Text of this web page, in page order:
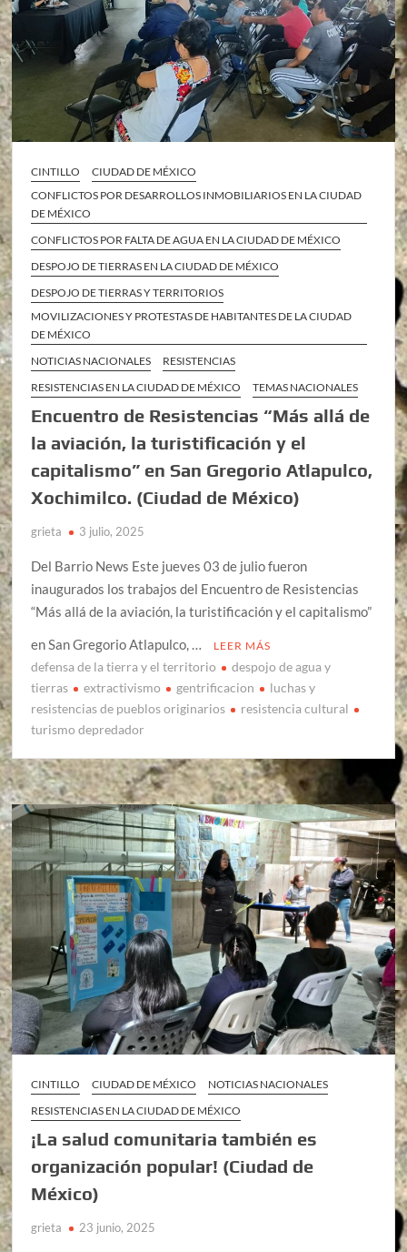
CINTILLO
CIUDAD DE MÉXICO
CONFLICTOS POR DESARROLLOS INMOBILIARIOS EN LA CIUDAD
DE MÉXICO
CONFLICTOS POR FALTA DE AGUA EN LA CIUDAD DE MÉXICO
DESPOJO DE TIERRAS EN LA CIUDAD DE MÉXICO
DESPOJO DE TIERRAS Y TERRITORIOS
MOVILIZACIONES Y PROTESTAS DE HABITANTES DE LA CIUDAD
DE MÉXICO
NOTICIAS NACIONALES
RESISTENCIAS
RESISTENCIAS EN LA CIUDAD DE MÉXICO
TEMAS NACIONALES
Encuentro de Resistencias “Más allá de
la aviación, la turistificación y el
capitalismo” en San Gregorio Atlapulco,
Xochimilco. (Ciudad de México)
grieta 3 julio, 2025
Del Barrio News Este jueves 03 de julio fueron
inaugurados los trabajos del Encuentro de Resistencias
“Más allá de la aviación, la turistificación y el capitalismo”
en San Gregorio Atlapulco, …
LEER MÁS
defensa de la tierra y el territorio
despojo de agua y
tierras
extractivismo gentrificacion
luchas y
resistencias de pueblos originarios
resistencia cultural
turismo depredador
CINTILLO CIUDAD DE MÉXICO
NOTICIAS NACIONALES
RESISTENCIAS EN LA CIUDAD DE MÉXICO
¡La salud comunitaria también es
organización popular! (Ciudad de
México)
grieta 23 junio, 2025